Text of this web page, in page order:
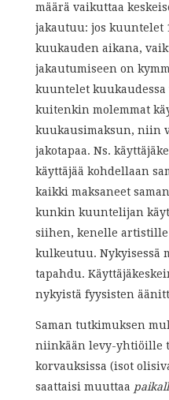
määrä vaikuttaa
jakautuu: jos kuuntelet
kuukauden aikana,
jakautumiseen on
kuuntelet kuukaudessa
kuitenkin molemmat
kuukausimaksun, niin
jakotapaa. Ns.
käyttäjää kohdellaan
kaikki maksaneet
kunkin kuuntelijan
siihen, kenelle
kulkeutuu. Nykyisessä
tapahdu.
nykyistä fyysisten
Saman tutkimuksen
niinkään levy-yhtiöille
korvauksissa (isot
saattaisi muuttaa